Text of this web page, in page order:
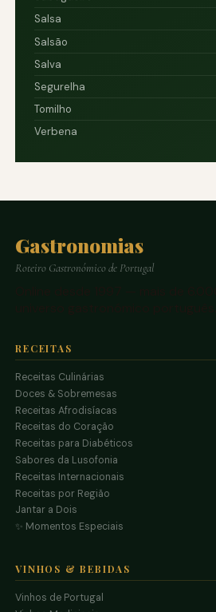
Salsa
Salsão
Salva
Segurelha
Tomilho
Verbena
Gastronomias
Roteiro Gastronómico de Portugal
RECEITAS
Receitas Culinárias
Doces & Sobremesas
Receitas Afrodisíacas
Receitas do Coração
Receitas para Diabéticos
Sabores da Lusofonia
Receitas Internacionais
Receitas por Região
Jantar a Dois
✨ Momentos Especiais
VINHOS & BEBIDAS
Vinhos de Portugal